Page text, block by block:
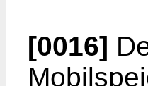
[0016]